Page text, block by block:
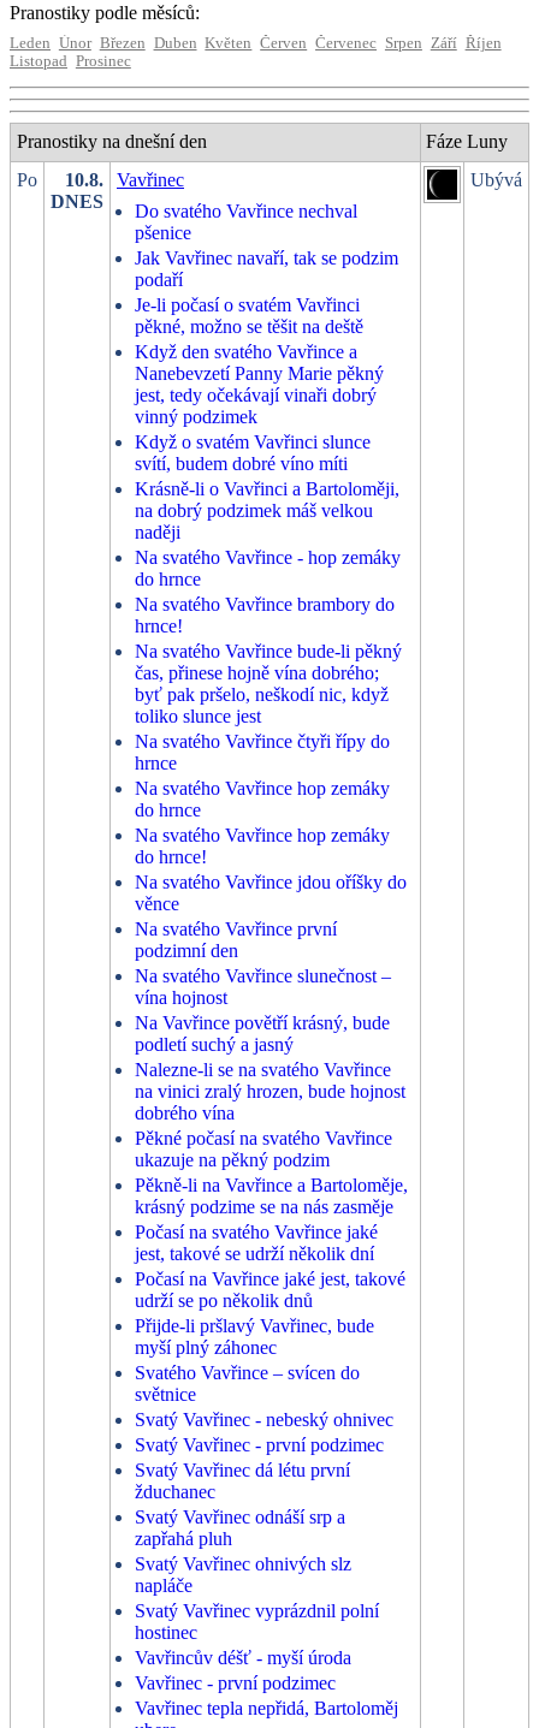
Pranostiky podle měsíců:
Leden Únor Březen Duben Květen Červen Červenec Srpen Září Říjen
Listopad Prosinec
Pranostiky na dnešní den
Fáze Luny
Po
10.8.
DNES
Vavřinec
Do svatého Vavřince nechval
pšenice
Jak Vavřinec navaří, tak se podzim
podaří
Je-li počasí o svatém Vavřinci
pěkné, možno se těšit na deště
Když den svatého Vavřince a
Nanebevzetí Panny Marie pěkný
jest, tedy očekávají vinaři dobrý
vinný podzimek
Když o svatém Vavřinci slunce
svítí, budem dobré víno míti
Krásně-li o Vavřinci a Bartoloměji,
na dobrý podzimek máš velkou
naději
Na svatého Vavřince - hop zemáky
do hrnce
Na svatého Vavřince brambory do
hrnce!
Na svatého Vavřince bude-li pěkný
čas, přinese hojně vína dobrého;
byť pak pršelo, neškodí nic, když
toliko slunce jest
Na svatého Vavřince čtyři řípy do
hrnce
Na svatého Vavřince hop zemáky
do hrnce
Na svatého Vavřince hop zemáky
do hrnce!
Na svatého Vavřince jdou oříšky do
věnce
Na svatého Vavřince první
podzimní den
Na svatého Vavřince slunečnost –
vína hojnost
Na Vavřince povětří krásný, bude
podletí suchý a jasný
Nalezne-li se na svatého Vavřince
na vinici zralý hrozen, bude hojnost
dobrého vína
Pěkné počasí na svatého Vavřince
ukazuje na pěkný podzim
Pěkně-li na Vavřince a Bartoloměje,
krásný podzime se na nás zasměje
Počasí na svatého Vavřince jaké
jest, takové se udrží několik dní
Počasí na Vavřince jaké jest, takové
udrží se po několik dnů
Přijde-li pršlavý Vavřinec, bude
myší plný záhonec
Svatého Vavřince – svícen do
světnice
Svatý Vavřinec - nebeský ohnivec
Svatý Vavřinec - první podzimec
Svatý Vavřinec dá létu první
žduchanec
Svatý Vavřinec odnáší srp a
zapřahá pluh
Svatý Vavřinec ohnivých slz
napláče
Svatý Vavřinec vyprázdnil polní
hostinec
Vavřincův déšť - myší úroda
Vavřinec - první podzimec
Vavřinec tepla nepřidá, Bartoloměj
Ubývá